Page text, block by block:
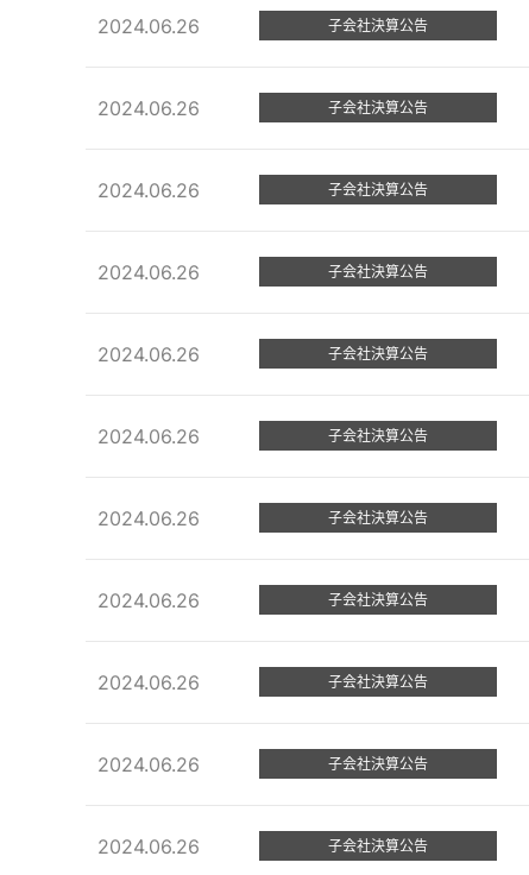
2024.06.26 子会社決算公告
2024.06.26 子会社決算公告
2024.06.26 子会社決算公告
2024.06.26 子会社決算公告
2024.06.26 子会社決算公告
2024.06.26 子会社決算公告
2024.06.26 子会社決算公告
2024.06.26 子会社決算公告
2024.06.26 子会社決算公告
2024.06.26 子会社決算公告
2024.06.26 子会社決算公告